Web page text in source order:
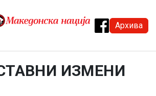
Архива
ИЗМЕНИ